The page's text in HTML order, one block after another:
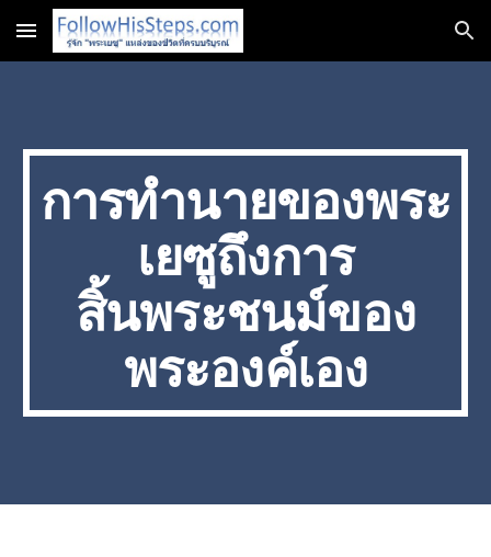
Skip to main content Skip to navigation
การทำนายของพระ
เยซูถึงการ
สิ้นพระชนม์ของ
พระองค์เอง